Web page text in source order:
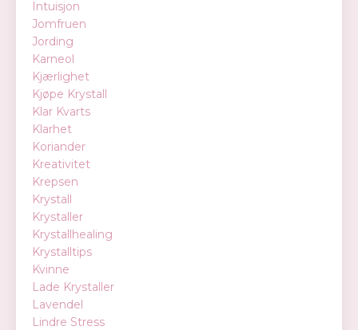
Intuisjon
Jomfruen
Jording
Karneol
Kjærlighet
Kjøpe Krystall
Klar Kvarts
Klarhet
Koriander
Kreativitet
Krepsen
Krystall
Krystaller
Krystallhealing
Krystalltips
Kvinne
Lade Krystaller
Lavendel
Lindre Stress